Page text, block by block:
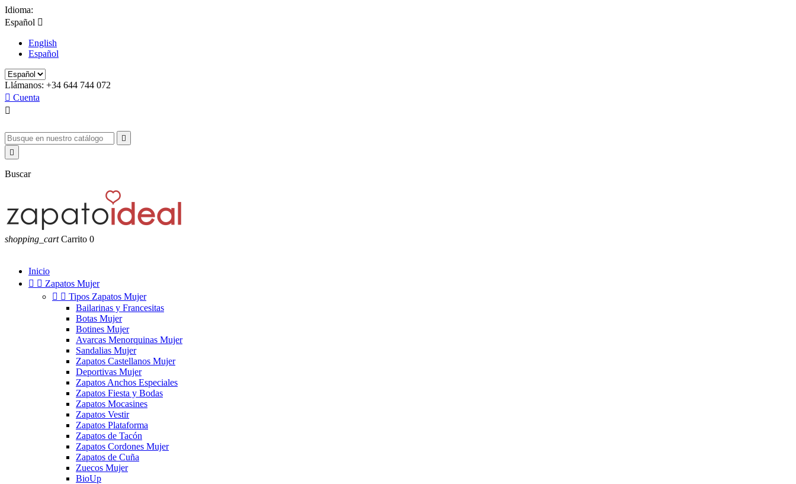
Idioma:
Español 
English
Español
Llámanos: +34 644 744 072
 Cuenta



Buscar
shopping_cart Carrito 0
Inicio
  Zapatos Mujer
  Tipos Zapatos Mujer
Bailarinas y Francesitas
Botas Mujer
Botines Mujer
Avarcas Menorquinas Mujer
Sandalias Mujer
Zapatos Castellanos Mujer
Deportivas Mujer
Zapatos Anchos Especiales
Zapatos Fiesta y Bodas
Zapatos Mocasines
Zapatos Vestir
Zapatos Plataforma
Zapatos de Tacón
Zapatos Cordones Mujer
Zapatos de Cuña
Zuecos Mujer
BioUp